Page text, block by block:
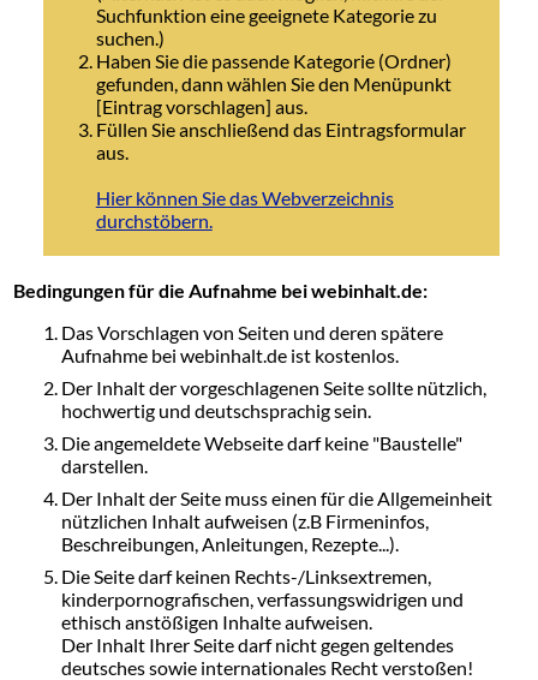
Suchfunktion eine geeignete Kategorie zu
suchen.)
Haben Sie die passende Kategorie (Ordner)
gefunden, dann wählen Sie den Menüpunkt
[Eintrag vorschlagen] aus.
Füllen Sie anschließend das Eintragsformular
aus.
Hier können Sie das Webverzeichnis
durchstöbern.
Bedingungen für die Aufnahme bei webinhalt.de:
Das Vorschlagen von Seiten und deren spätere
Aufnahme bei webinhalt.de ist kostenlos.
Der Inhalt der vorgeschlagenen Seite sollte nützlich,
hochwertig und deutschsprachig sein.
Die angemeldete Webseite darf keine "Baustelle"
darstellen.
Der Inhalt der Seite muss einen für die Allgemeinheit
nützlichen Inhalt aufweisen (z.B Firmeninfos,
Beschreibungen, Anleitungen, Rezepte...).
Die Seite darf keinen Rechts-/Linksextremen,
kinderpornografischen, verfassungswidrigen und
ethisch anstößigen Inhalte aufweisen.
Der Inhalt Ihrer Seite darf nicht gegen geltendes
deutsches sowie internationales Recht verstoßen!